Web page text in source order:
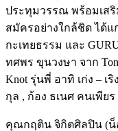
ประทุมวรรณ พร้อมเส
สมัครอย่างใกล้ชิด ได้แ
กะเทยธรรม และ
ทศพร ขุนวงษา จาก
Knot รุ่นพี่ อาทิ เก่ง –
กุล , ก้อง ธเนศ คนเพีย
คุณกฤติน จิกิตศิลปิน (น็